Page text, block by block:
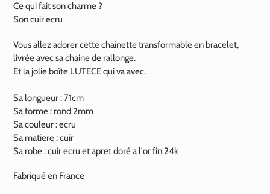
Ce qui fait son charme ?
Son cuir ecru
Vous allez adorer cette chainette transformable en bracelet,
livrée avec sa chaine de rallonge.
Et la jolie boîte LUTECE qui va avec.
Sa longueur : 71cm
Sa forme : rond 2mm
Sa couleur : ecru
Sa matiere : cuir
Sa robe : cuir ecru et apret doré a l'or fin 24k
Fabriqué en France